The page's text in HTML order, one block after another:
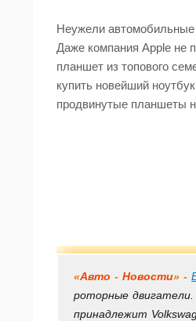
Неужели
Даже компания Apple не
планшет из топового
купить новейший
продвинутые планшеты
«Авто -Новости» -
роторные двигатели.
принадлежит